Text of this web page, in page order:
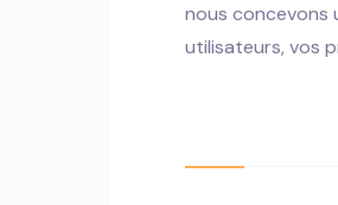
nous concevons
utilisateurs, vos